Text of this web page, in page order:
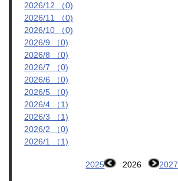
2026/12 （0)
2026/11 （0)
2026/10 （0)
2026/9 （0)
2026/8 （0)
2026/7 （0)
2026/6 （0)
2026/5 （0)
2026/4 （1)
2026/3 （1)
2026/2 （0)
2026/1 （1)
2025 2026 2027